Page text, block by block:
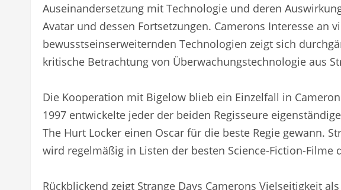
Auseinandersetzung mit Technologie und deren
Avatar und dessen Fortsetzungen. Camerons Interesse an
bewusstseinserweiternden Technologien zeigt sich
kritische Betrachtung von Überwachungstechnologie aus
Die Kooperation mit Bigelow blieb ein Einzelfall in
1997 entwickelte jeder der beiden Regisseure
The Hurt Locker einen Oscar für die beste Regie gewann.
wird regelmäßig in Listen der besten Science-Fiction-Filme
Rückblickend zeigt Strange Days Camerons Vielseitigkeit